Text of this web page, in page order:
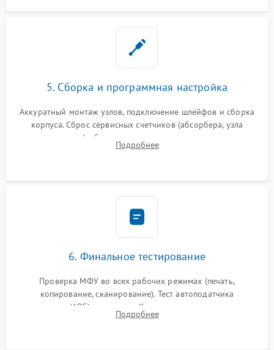
5. Сборка и программная настройка
Аккуратный монтаж узлов, подключение шлейфов и сборка
корпуса. Сброс сервисных счетчиков (абсорбера, узла
закрепления), обновление прошивки и программная
калибровка цветопередачи и позиционирования сканера.
Подробнее
6. Финальное тестирование
Проверка МФУ во всех рабочих режимах (печать,
копирование, сканирование). Тест автоподатчика
документов (ADF) и дуплекса. Контроль качества отпечатка
на отсутствие серого фона, полос и надежность запекания
Подробнее